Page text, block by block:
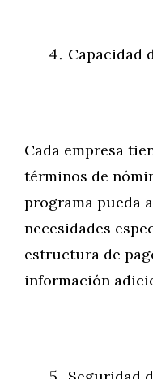
Capacidad
Cada empresa
términos de
programa pueda
necesidades
estructura de
información